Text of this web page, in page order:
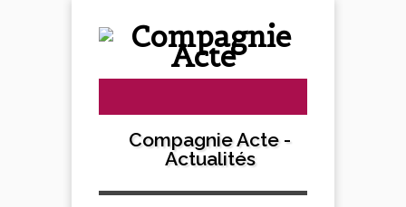
Compagnie Acte -
Actualités